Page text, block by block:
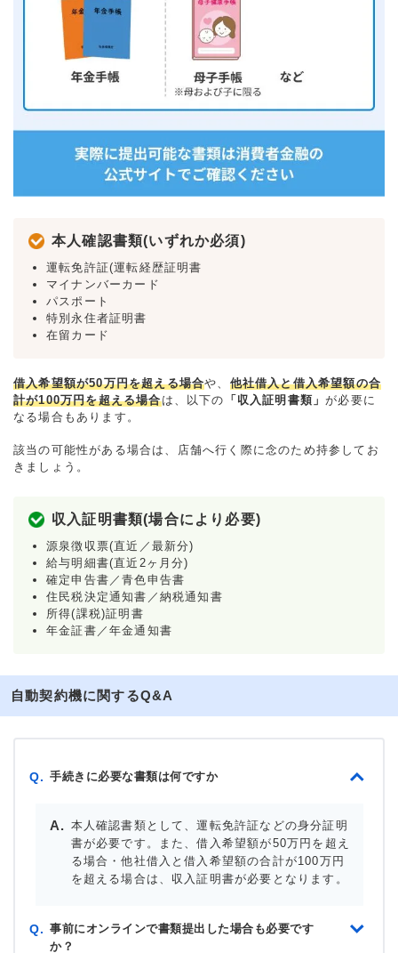
本人確認書類(いずれか必須)
運転免許証(運転経歴証明書
マイナンバーカード
パスポート
特別永住者証明書
在留カード
借入希望額が50万円を超える場合や、 他社借入と借入希望額の合
計が100万円を超える場合は、以下の 「収入証明書類」が必要に
なる場合もあります。
該当の可能性がある場合は、店舗へ行く際に念のため持参してお
きましょう。
収入証明書類(場合により必要)
源泉徴収票(直近／最新分)
給与明細書(直近2ヶ月分)
確定申告書／青色申告書
住民税決定通知書／納税通知書
所得(課税)証明書
年金証書／年金通知書
自動契約機に関するQ&A
Q. 手続きに必要な書類は何ですか
本人確認書類として、運転免許証などの身分証明
書が必要です。また、借入希望額が50万円を超え
る場合・他社借入と借入希望額の合計が100万円
を超える場合は、収入証明書が必要となります。
Q. 事前にオンラインで書類提出した場合も必要です
か？